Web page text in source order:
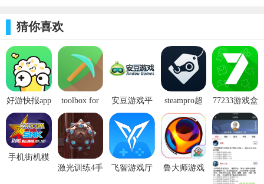
趣好玩的游戏；
5、可以分类看资讯，关注游戏最新动态，获取一手情报；
更新日志
v2.5.0版本
界面全新体验
【优化】游戏评分功能
【修复】若干已知问题
猜你喜欢
好游快报app
最新版
v1.5.6.604
toolbox for
minecraft pe
最新版(mc
toolbox)
v5.4.32
安豆游戏平
台 v9.0
steampro超
级蒸汽app
v2.4.3
77233游戏盒
破解版
v3.9.4
手机街机模
激光训练4手
飞智游戏厅
鲁大师游戏